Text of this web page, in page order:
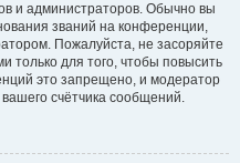
и администраторов. Обычно вы
званий на конференции,
Пожалуйста, не засоряйте
для того, чтобы повысить
это запрещено, и модератор
счётчика сообщений.